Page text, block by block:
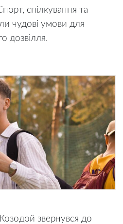
спілкування та
чудові умови для
дозвілля.
звернувся до